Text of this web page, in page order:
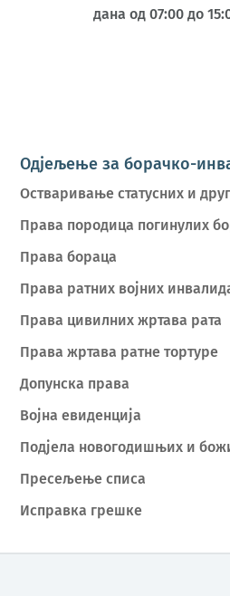
дана од 07:00 до
Одјељење за борачко-
Остваривање статусних и
Права породица погинулих
Права бораца
Права ратних војних
Права цивилних жртава рата
Права жртава ратне тортуре
Допунска права
Војна евиденција
Подјела новогодишњих и
Пресељење списа
Исправка грешке